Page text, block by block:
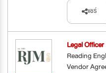
แชร์
Legal Officer
Reading
Vendor